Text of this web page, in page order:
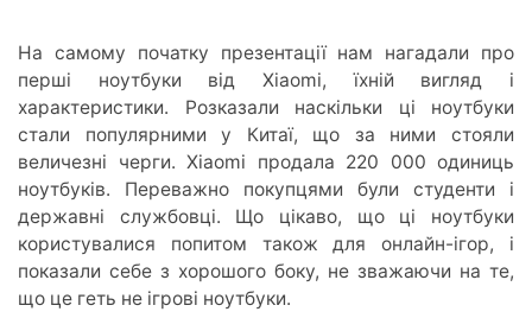
На самому початку презентації нам нагадали про
перші ноутбуки від Xiaomi, їхній вигляд і
характеристики. Розказали наскільки ці ноутбуки
стали популярними у Китаї, що за ними стояли
величезні черги. Xiaomi продала 220 000 одиниць
ноутбуків. Переважно покупцями були студенти і
державні службовці. Що цікаво, що ці ноутбуки
користувалися попитом також для онлайн-ігор, і
показали себе з хорошого боку, не зважаючи на те,
що це геть не ігрові ноутбуки.